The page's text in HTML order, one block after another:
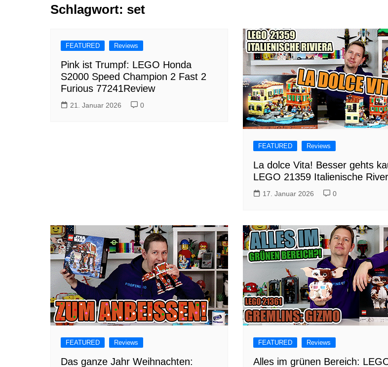
Tutorials
NerdStuff
Speedbuild
GAMEzeit
Muss das Sein
Retroecke
Schlagwort: set
FEATURED Reviews
Pink ist Trumpf: LEGO Honda
S2000 Speed Champion 2 Fast 2
Furious 77241Review
21. Januar 2026 0
FEATURED Reviews
La dolce Vita! Besser gehts
LEGO 21359 Italienische
17. Januar 2026 0
FEATURED Reviews
Das ganze Jahr Weihnachten:
FEATURED Reviews
Alles im grünen Bereich: